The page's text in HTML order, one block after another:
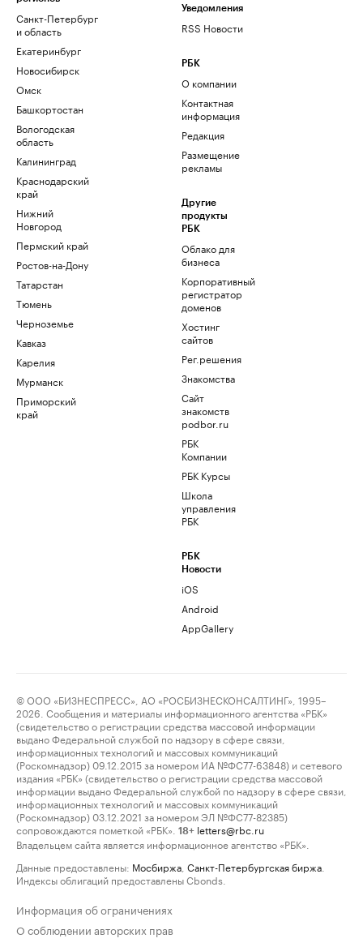
Санкт-Петербург
и область
Екатеринбург
Новосибирск
Омск
Башкортостан
Вологодская
область
Калининград
Краснодарский
край
Нижний
Новгород
Пермский край
Ростов-на-Дону
Татарстан
Тюмень
Черноземье
Кавказ
Карелия
Мурманск
Приморский
край
Уведомления
RSS Новости
РБК
О компании
Контактная
информация
Редакция
Размещение
рекламы
Другие
продукты
РБК
Облако для
бизнеса
Корпоративный
регистратор
доменов
Хостинг
сайтов
Рег.решения
Знакомства
Сайт
знакомств
podbor.ru
РБК
Компании
РБК Курсы
Школа
управления
РБК
РБК
Новости
iOS
Android
AppGallery
© ООО «БИЗНЕСПРЕСС», АО «РОСБИЗНЕСКОНСАЛТИНГ», 1995–
2026. Сообщения и материалы информационного агентства «РБК»
(свидетельство о регистрации средства массовой информации
выдано Федеральной службой по надзору в сфере связи,
информационных технологий и массовых коммуникаций
(Роскомнадзор) 09.12.2015 за номером ИА №ФС77-63848) и сетевого
издания «РБК» (свидетельство о регистрации средства массовой
информации выдано Федеральной службой по надзору в сфере связи,
информационных технологий и массовых коммуникаций
(Роскомнадзор) 03.12.2021 за номером ЭЛ №ФС77-82385)
сопровождаются пометкой «РБК».
18+ letters@rbc.ru
Владельцем сайта является информационное агентство «РБК».
Данные предоставлены: Мосбиржа Санкт-Петербургская биржа
Индексы облигаций предоставлены Cbonds.
Информация об ограничениях
О соблюдении авторских прав